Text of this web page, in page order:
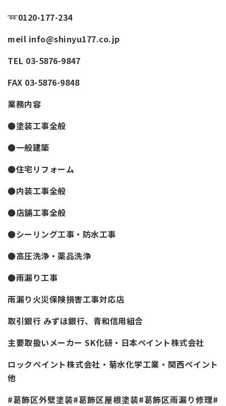
➿0120-177-234
meil info@shinyu177.co.jp
TEL 03-5876-9847
FAX 03-5876-9848
業務内容
●塗装工事全般
●一般建築
●住宅リフォーム
●内装工事全般
●店舗工事全般
●シーリング工事・防水工事
●高圧洗浄・薬品洗浄
●雨漏り工事
雨漏り火災保険損害工事対応店
取引銀行 みずほ銀行、青和信用組合
主要取扱いメーカー SK化研・日本ペイント株式会社
ロックペイント株式会社・菊水化学工業・関西ペイント
他
#葛飾区外壁塗装#葛飾区屋根塗装#葛飾区雨漏り修理#